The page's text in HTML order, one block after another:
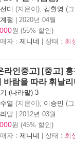
미 (지은이), 김환영 (
절 | 2020년 04월
원 (55% 할인)
자 : 제니네 | 상태 : 최
라인중고] [중고]
바람을 따라 휘날리
(나라말) 3
열 (지은이), 이승민 (
말 | 2012년 03월
원 (45% 할인)
자 : 제니네 | 상태 : 최